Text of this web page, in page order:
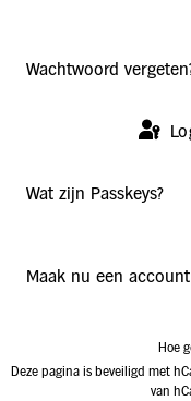
Wachtwoord
Wat zijn Passkeys?
Maak nu een
Hoe
Deze pagina is beveiligd met
van